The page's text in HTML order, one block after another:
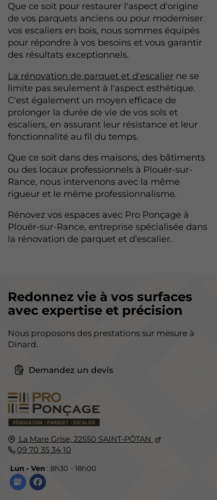
Que ce soit pour restaurer l'aspect d'origine
de vos parquets anciens ou pour moderniser
vos escaliers en bois, nous sommes équipés
pour répondre à vos besoins et vous garantir
des résultats exceptionnels.
La rénovation de parquet et d'escalier ne se
limite pas seulement à l'aspect esthétique.
C'est également un moyen efficace de
prolonger la durée de vie de vos sols et
escaliers, en assurant leur résistance et leur
fonctionnalité au fil du temps.
Que ce soit dans des maisons, des bâtiments
ou des locaux professionnels à Plouër-sur-
Rance, nous intervenons avec la même
rigueur et le même professionnalisme.
Rénovez vos espaces avec Pro Ponçage à
Plouër-sur-Rance, entreprise spécialisée dans
la rénovation de parquet et d’escalier.
La Mare Grise, 22550 SAINT-PÔTAN
09 70 35 34 10
Lun - Ven : 8h30 - 18h00
Redonnez vie à vos surfaces
avec expertise et précision
Nous proposons des prestations sur mesure à
Dinard.
Demandez un devis